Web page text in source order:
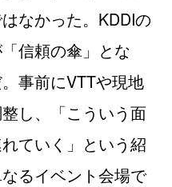
なかった。KDDIの
信頼の傘」とな
事前にVTTや現地
し、「こういう面
ていく」という紹
るイベント会場で